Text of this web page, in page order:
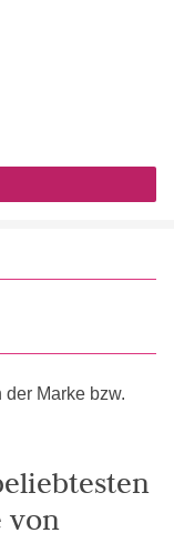
Marke bzw.
von